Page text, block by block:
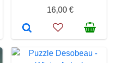
16,00 €